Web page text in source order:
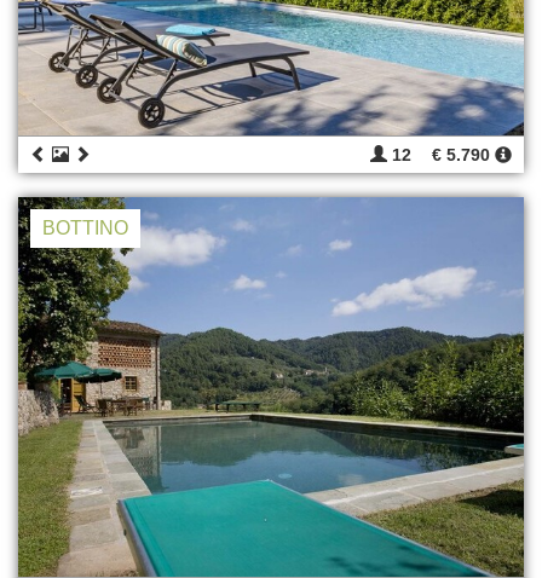
12 € 5.790
BOTTINO